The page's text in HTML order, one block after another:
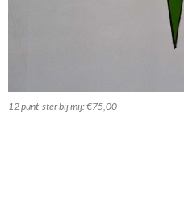
12 punt-ster bij mij: €75,00